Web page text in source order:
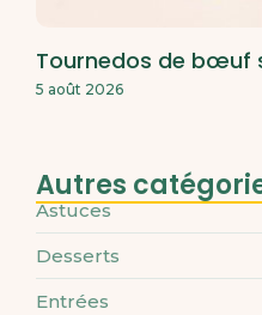
Tournedos de bœuf
5 août 2026
Autres
Astuces
Desserts
Entrées